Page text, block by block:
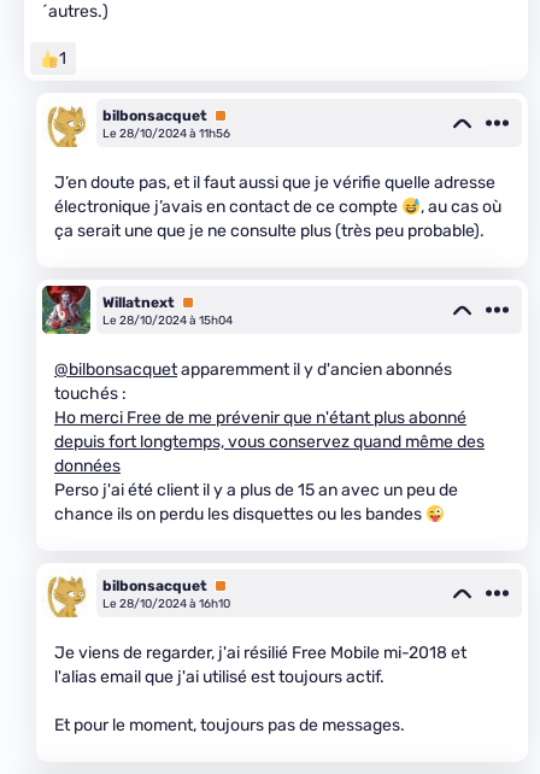
´autres.)
1
bilbonsacquet Premium
Le 28/10/2024 à 11h56
J’en doute pas, et il faut aussi que je vérifie quelle adresse
électronique j’avais en contact de ce compte
, au cas où
ça serait une que je ne consulte plus (très peu probable).
Willatnext Premium
Le 28/10/2024 à 15h04
@bilbonsacquetapparemment il y d'ancien abonnés
touchés :
Ho merci Free de me prévenir que n'étant plus abonné
depuis fort longtemps, vous conservez quand même des
données
Perso j'ai été client il y a plus de 15 an avec un peu de
chance ils on perdu les disquettes ou les bandes
bilbonsacquet Premium
Le 28/10/2024 à 16h10
Je viens de regarder, j'ai résilié Free Mobile mi-2018 et
l'alias email que j'ai utilisé est toujours actif.
Et pour le moment, toujours pas de messages.